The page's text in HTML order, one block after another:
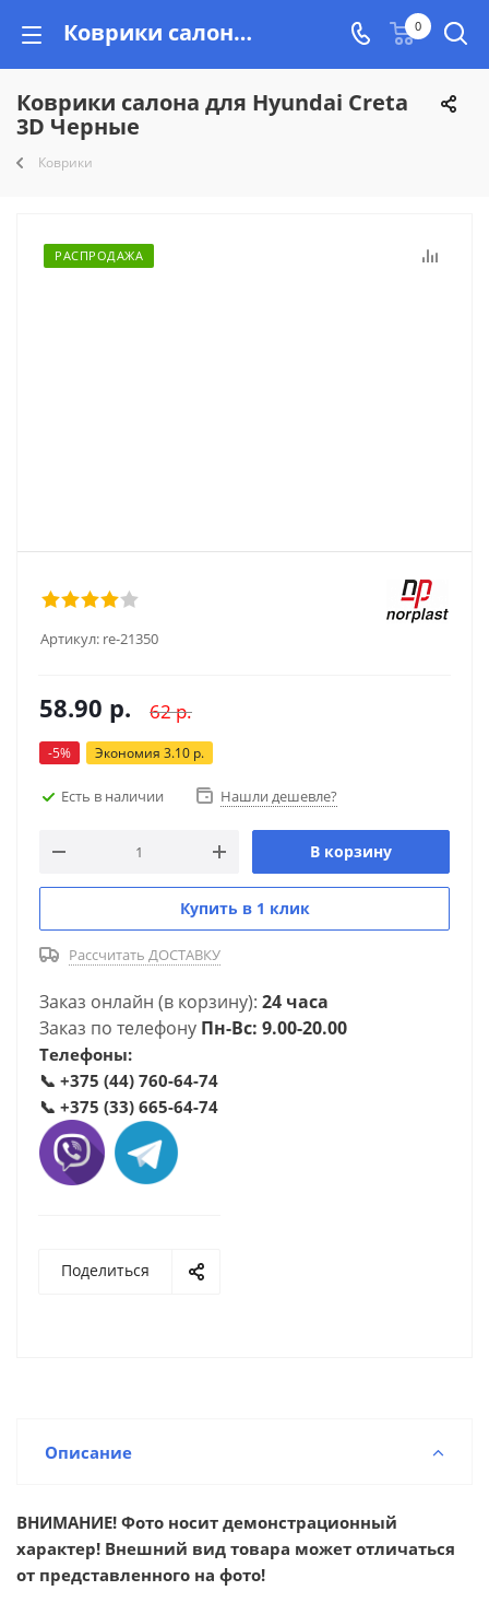
Коврики салона для Hyundai Creta 3D Черные купить недорого на Vishop.by, рассрочка! 0
Коврики салона для Hyundai Creta
3D Черные
Коврики
РАСПРОДАЖА
Артикул: re-21350
58.90 р. 62р.
-5% Экономия 3.10 р.
Есть в наличии Нашли дешевле?
В корзину
Купить в 1 клик
Рассчитать ДОСТАВКУ
Заказ онлайн (в корзину): 24 часа
Заказ по телефону Пн-Вс: 9.00-20.00
Телефоны:
📞 +375 (44) 760-64-74
📞 +375 (33) 665-64-74
Поделиться
Описание
ВНИМАНИЕ! Фото носит демонстрационный
характер! Внешний вид товара может отличаться
от представленного на фото!